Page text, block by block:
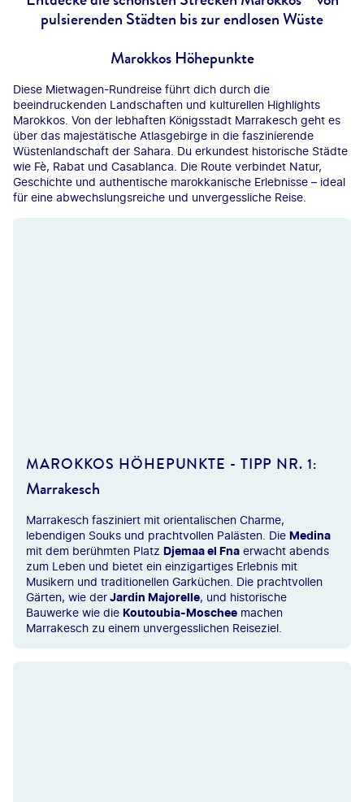
pulsierenden Städten bis zur endlosen Wüste
Marokkos Höhepunkte
Diese Mietwagen-Rundreise führt dich durch die
beeindruckenden Landschaften und kulturellen Highlights
Marokkos. Von der lebhaften Königsstadt Marrakesch geht es
über das majestätische Atlasgebirge in die faszinierende
Wüstenlandschaft der Sahara. Du erkundest historische Städte
wie Fè, Rabat und Casablanca. Die Route verbindet Natur,
Geschichte und authentische marokkanische Erlebnisse – ideal
für eine abwechslungsreiche und unvergessliche Reise.
MAROKKOS HÖHEPUNKTE - TIPP NR. 1:
Marrakesch
Marrakesch fasziniert mit orientalischen Charme,
lebendigen Souks und prachtvollen Palästen. Die Medina
mit dem berühmten Platz Djemaa el Fna erwacht abends
zum Leben und bietet ein einzigartiges Erlebnis mit
Musikern und traditionellen Garküchen. Die prachtvollen
Gärten, wie derJardin Majorelle, und historische
Bauwerke wie die Koutoubia-Moschee machen
Marrakesch zu einem unvergesslichen Reiseziel.